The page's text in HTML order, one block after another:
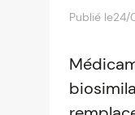
Publié le24/